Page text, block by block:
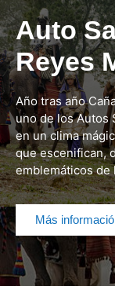
Auto
Reyes
Año tras año
uno de los Autos
en un clima
que escenifican,
emblemáticos de
Más